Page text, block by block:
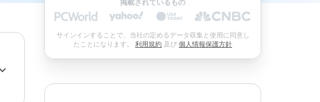
掲載されているもの
サインインすることで、当社の定めるデータ収集と使用に同意し
たことになります。 利用規約 及び 個人情報保護方針